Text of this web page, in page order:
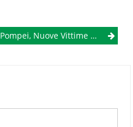
Pompei, Nuove Vittime Emergono Dallo Scavo Dei Casti Amanti